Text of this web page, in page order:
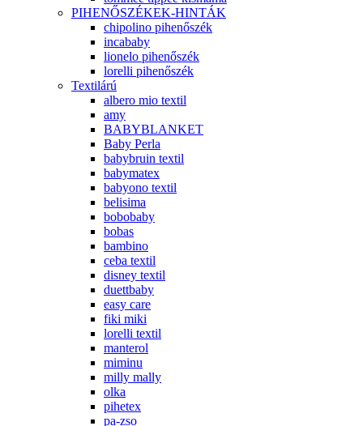
PIHENŐSZÉKEK-HINTÁK
chipolino pihenőszék
incababy
lionelo pihenőszék
lorelli pihenőszék
Textilárú
albero mio textil
amy
BABYBLANKET
Baby Perla
babybruin textil
babymatex
babyono textil
belisima
bobobaby
bobas
bambino
ceba textil
disney textil
duettbaby
easy care
fiki miki
lorelli textil
manterol
miminu
milly mally
olka
pihetex
pa-zso